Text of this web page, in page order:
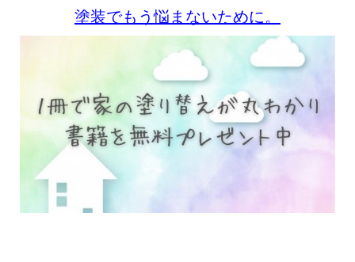
塗装でもう悩まないために。